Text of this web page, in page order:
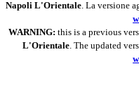
Napoli L'Orientale. La versione
WARNING: this is a previous
L'Orientale. The updated